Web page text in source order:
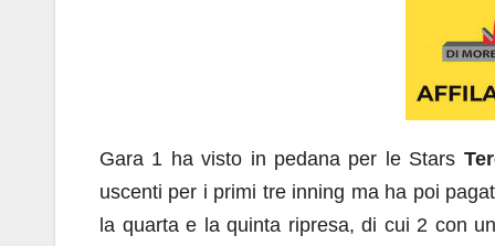
Gara 1 ha visto in pedana per le Stars
uscenti per i primi tre inning ma ha poi
la quarta e la quinta ripresa, di cui 2 con